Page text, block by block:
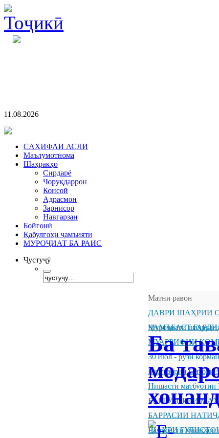
11.08.2026
CАҲИФАИ АСЛӢ
Маълумотнома
Шаҳракҳо
Сирдарё
Чоруқдаррон
Консой
Адрасмон
Зарнисор
Навгарзан
Бойгонӣ
Қабулгоҳи ҷамъиятӣ
МУРОҶИАТ БА РАИС
Ҷустуҷӯ
Матни равон
ДАВРИ ШАҲРИИ
ҶАМЪБАСТ
Муроҷиати
МУАРРИФИИ
30 июл - рӯзи
Баргузории Ситоди
Нишасти матбуотии
БАРГУЗОРИИ
БАРРАСИИ
ШАҲРИ
Ҷамъбасти машқҳои
Ба